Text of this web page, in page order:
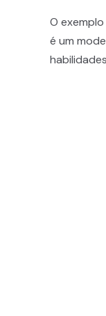
O
é um